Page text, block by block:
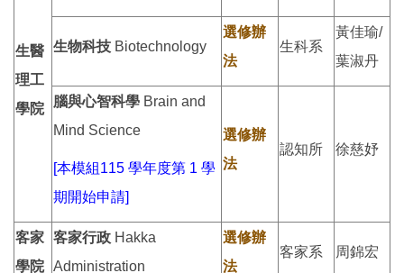
生醫
理工
學院
生物科技 Biotechnology
選修辦
法
生科系
黃佳瑜/
葉淑丹
腦與心智科學 Brain and
Mind Science
[本模組115 學年度第 1 學
期開始申請]
選修辦
法
認知所 徐慈妤
客家
學院
客家行政 Hakka
Administration
選修辦
法
客家系 周錦宏